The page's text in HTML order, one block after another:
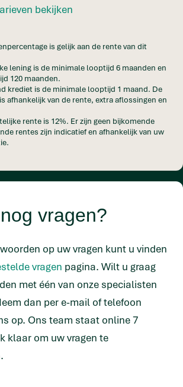
bekijken
is gelijk aan de rente van dit
lening is de minimale looptijd 6 maanden en
120 maanden.
krediet is de minimale looptijd 1 maand. De
afhankelijk van de rente, extra aflossingen en
rente is 12%. Er zijn geen bijkomende
rentes zijn indicatief en afhankelijk van uw
vragen?
op uw vragen kunt u vinden
vragen pagina. Wilt u graag
met één van onze specialisten
dan per e-mail of telefoon
op. Ons team staat online 7
klaar om uw vragen te